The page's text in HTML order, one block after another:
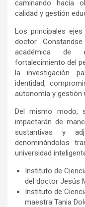
caminando hacia
calidad y gestión
Los principales
doctor
académica de
fortalecimiento del
la investigación
identidad,
autonomía y gestión
Del mismo modo,
impactarán de
sustantivas y
denominándolos
universidad
Instituto de
del doctor Jesús
Instituto de
maestra Tania